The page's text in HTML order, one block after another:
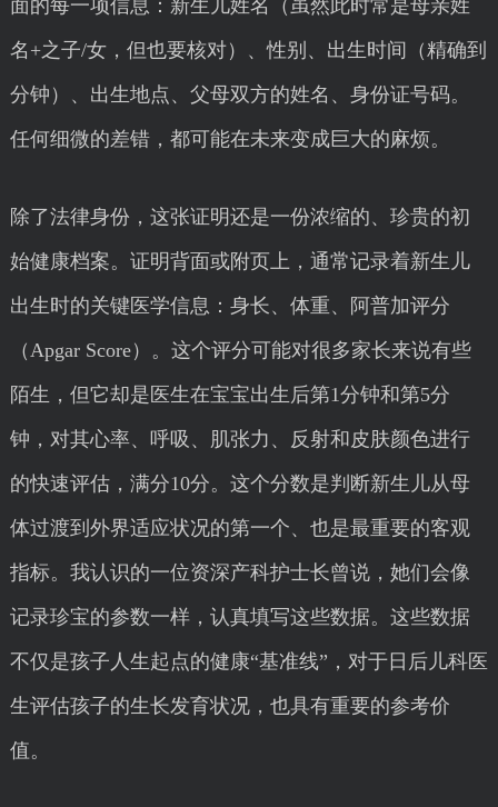
面的每一项信息：新生儿姓名（虽然此时常是母亲姓
名+之子/女，但也要核对）、性别、出生时间（精确到
分钟）、出生地点、父母双方的姓名、身份证号码。
任何细微的差错，都可能在未来变成巨大的麻烦。
除了法律身份，这张证明还是一份浓缩的、珍贵的初
始健康档案。证明背面或附页上，通常记录着新生儿
出生时的关键医学信息：身长、体重、阿普加评分
（Apgar Score）。这个评分可能对很多家长来说有些
陌生，但它却是医生在宝宝出生后第1分钟和第5分
钟，对其心率、呼吸、肌张力、反射和皮肤颜色进行
的快速评估，满分10分。这个分数是判断新生儿从母
体过渡到外界适应状况的第一个、也是最重要的客观
指标。我认识的一位资深产科护士长曾说，她们会像
记录珍宝的参数一样，认真填写这些数据。这些数据
不仅是孩子人生起点的健康“基准线”，对于日后儿科医
生评估孩子的生长发育状况，也具有重要的参考价
值。